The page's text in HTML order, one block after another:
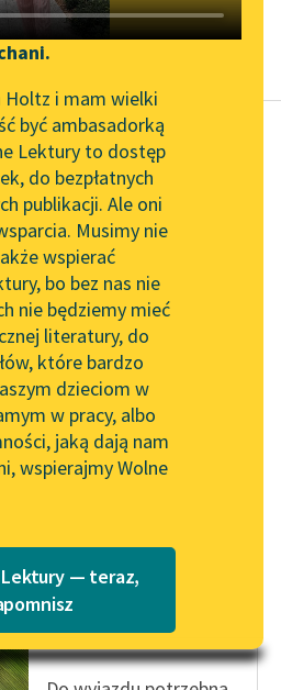
Zgłoś brak utworu
Narzędzia
Mapa Wolnych Lektur
Leśmianator
Przewodnik dla piszących i
czytających
API
OAI-PMH
Widget Wolnych Lektur
Przypisy
Katalog w formacie PDF
Holtz i mam wielki
być ambasadorką
Lektury to dostęp
do bezpłatnych
publikacji. Ale oni
Musimy nie
wspierać
bo bez nas nie
nie będziemy mieć
literatury, do
które bardzo
dzieciom w
w pracy, albo
jaką dają nam
wspierajmy Wolne
Lektury — teraz,
Autor nieznany
Ze skarbnicy
midraszy
Awinadab ze smutkiem
w głosie powiedział:
— Postaraj się
zapomnieć o mnie. Nie
zasłużyłem na twoją...
Czytaj więcej
Autor nieznany
Ze skarbnicy
midraszy